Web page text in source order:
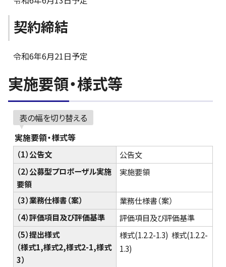
契約締結
令和6年6月21日予定
実施要領・様式等
表の幅を切り替える
実施要領・様式等
（1）公告文
公告文
（2）公募型プロポーザル実施
要領
実施要領
（3）業務仕様書（案）
業務仕様書（案）
（4）評価項目及び評価基準
評価項目及び評価基準
（5）提出様式
（様式1,様式2,様式2-1,様式
3）
様式(1.2.2-1.3) 様式(1.2.2-
1.3)